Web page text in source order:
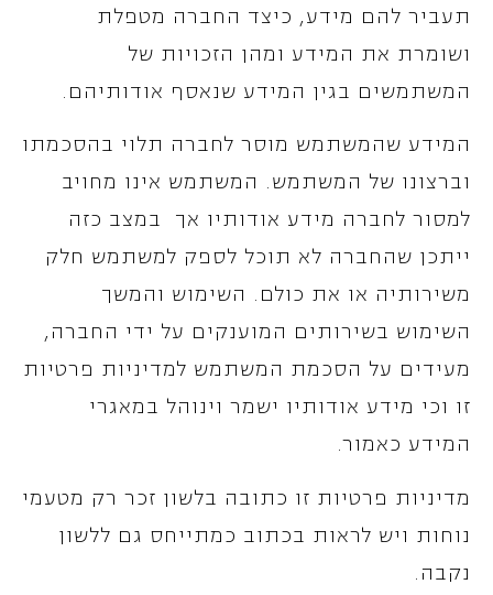
תעביר להם מידע, כיצד החברה מטפלת
ושומרת את המידע ומהן הזכויות של
המשתמשים בגין המידע שנאסף אודותיהם.
המידע שהמשתמש מוסר לחברה תלוי בהסכמתו
וברצונו של המשתמש. המשתמש אינו מחויב
למסור לחברה מידע אודותיו אך במצב כזה
ייתכן שהחברה לא תוכל לספק למשתמש חלק
משירותיה או את כולם. השימוש והמשך
השימוש בשירותים המוענקים על ידי החברה,
מעידים על הסכמת המשתמש למדיניות פרטיות
זו וכי מידע אודותיו ישמר וינוהל במאגרי
המידע כאמור.
מדיניות פרטיות זו כתובה בלשון זכר רק מטעמי
נוחות ויש לראות בכתוב כמתייחס גם ללשון
נקבה.